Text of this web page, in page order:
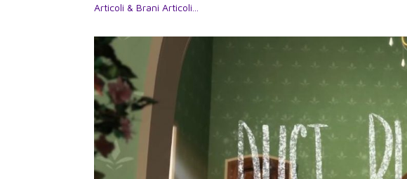
Articoli & Brani Articoli...